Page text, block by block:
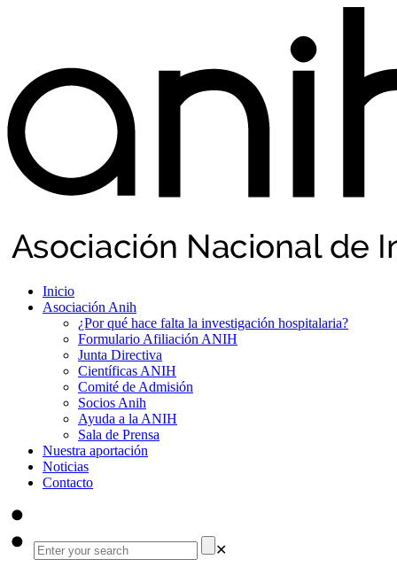
Inicio
Asociación Anih
¿Por qué hace falta la investigación hospitalaria?
Formulario Afiliación ANIH
Junta Directiva
Científicas ANIH
Comité de Admisión
Socios Anih
Ayuda a la ANIH
Sala de Prensa
Nuestra aportación
Noticias
Contacto
✕